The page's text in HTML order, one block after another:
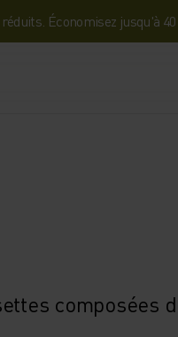
Économisez jusqu'à 40
composées